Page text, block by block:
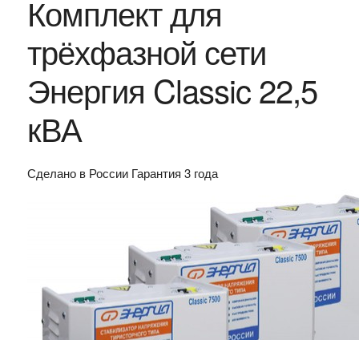
Комплект для
трёхфазной сети
Энергия Classic 22,5
кВА
Сделано в России Гарантия 3 года